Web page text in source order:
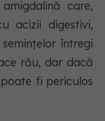
care,
acizii digestivi,
întregi
rău, dar dacă
fi periculos